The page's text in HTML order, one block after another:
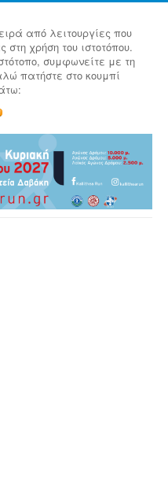
από λειτουργίες που
στη χρήση του ιστοτόπου.
συμφωνείτε με τη
πατήστε στο κουμπί